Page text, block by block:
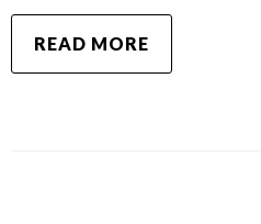
READ MORE